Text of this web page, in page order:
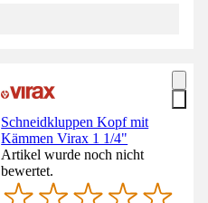
Schneidkluppen Kopf mit
Kämmen Virax 1 1/4"
Artikel wurde noch nicht
bewertet.